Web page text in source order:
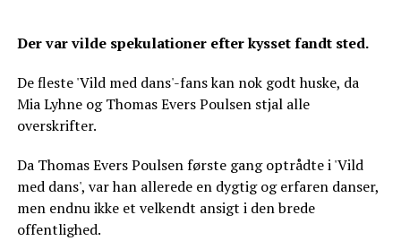
Der var vilde spekulationer efter kysset fandt sted.
De fleste 'Vild med dans'-fans kan nok godt huske, da
Mia Lyhne og Thomas Evers Poulsen stjal alle
overskrifter.
Da Thomas Evers Poulsen første gang optrådte i 'Vild
med dans', var han allerede en dygtig og erfaren danser,
men endnu ikke et velkendt ansigt i den brede
offentlighed.